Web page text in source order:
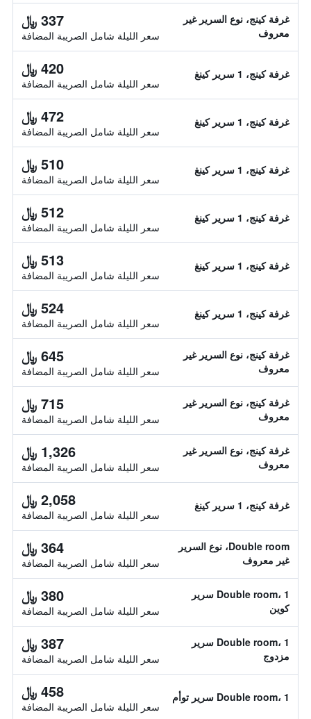
غرفة كينج، نوع السرير غير
معروف
337 ﷼
سعر الليلة شامل الصريبة المضافة
غرفة كينج، 1 سرير كينغ 420 ﷼
سعر الليلة شامل الصريبة المضافة
غرفة كينج، 1 سرير كينغ 472 ﷼
سعر الليلة شامل الصريبة المضافة
غرفة كينج، 1 سرير كينغ 510 ﷼
سعر الليلة شامل الصريبة المضافة
غرفة كينج، 1 سرير كينغ 512 ﷼
سعر الليلة شامل الصريبة المضافة
غرفة كينج، 1 سرير كينغ 513 ﷼
سعر الليلة شامل الصريبة المضافة
غرفة كينج، 1 سرير كينغ 524 ﷼
سعر الليلة شامل الصريبة المضافة
غرفة كينج، نوع السرير غير
معروف
645 ﷼
سعر الليلة شامل الصريبة المضافة
غرفة كينج، نوع السرير غير
معروف
715 ﷼
سعر الليلة شامل الصريبة المضافة
غرفة كينج، نوع السرير غير
معروف
1,326 ﷼
سعر الليلة شامل الصريبة المضافة
غرفة كينج، 1 سرير كينغ 2,058 ﷼
سعر الليلة شامل الصريبة المضافة
Double room، نوع السرير
غير معروف
364 ﷼
سعر الليلة شامل الصريبة المضافة
Double room، 1 سرير
كوين
380 ﷼
سعر الليلة شامل الصريبة المضافة
Double room، 1 سرير
مزدوج
387 ﷼
سعر الليلة شامل الصريبة المضافة
Double room، 1 سرير توأم 458 ﷼
سعر الليلة شامل الصريبة المضافة